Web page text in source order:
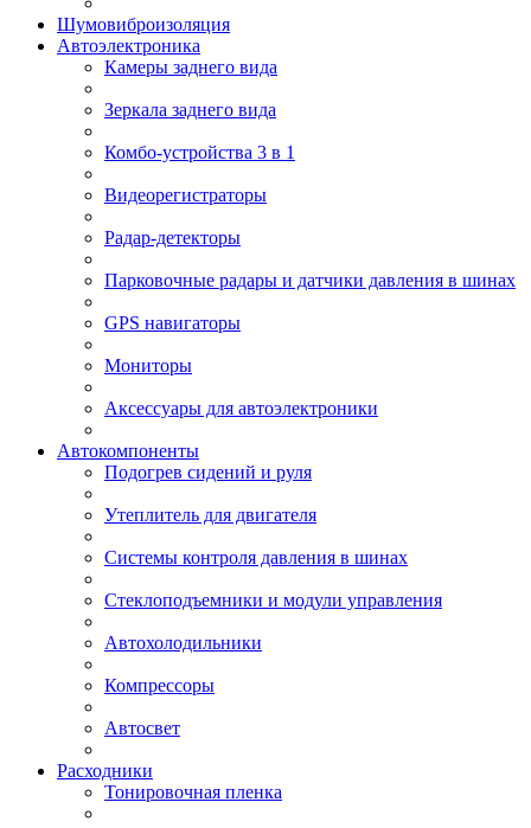
Шумовиброизоляция
Автоэлектроника
Камеры заднего вида
Зеркала заднего вида
Комбо-устройства 3 в 1
Видеорегистраторы
Радар-детекторы
Парковочные радары и датчики давления в шинах
GPS навигаторы
Мониторы
Аксессуары для автоэлектроники
Автокомпоненты
Подогрев сидений и руля
Утеплитель для двигателя
Системы контроля давления в шинах
Стеклоподъемники и модули управления
Автохолодильники
Компрессоры
Автосвет
Расходники
Тонировочная пленка